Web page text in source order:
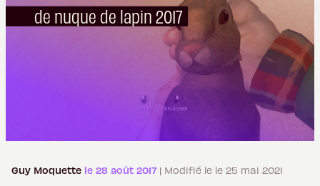
de nuque de lapin 2017
Guy Moquette le 28 août 2017 | Modifié le le 25 mai 2021